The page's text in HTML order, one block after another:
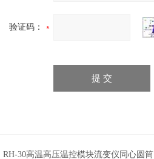
验证码：
RH-30高温高压温控模块流变仪同心圆筒